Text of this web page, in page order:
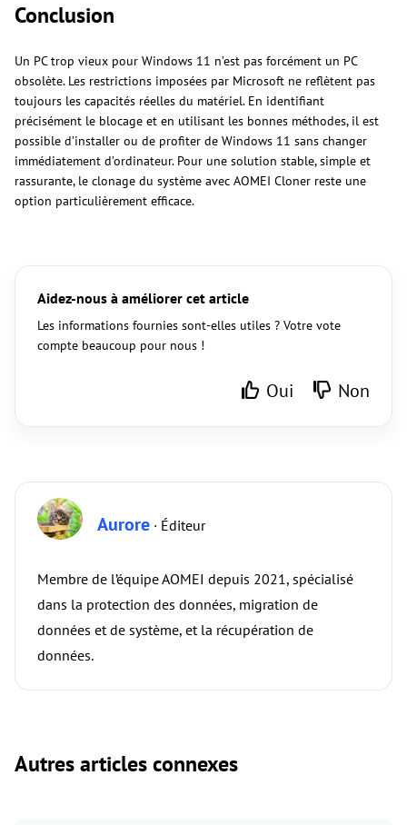
Conclusion
Un PC trop vieux pour Windows 11 n’est pas forcément un PC
obsolète. Les restrictions imposées par Microsoft ne reflètent pas
toujours les capacités réelles du matériel. En identifiant
précisément le blocage et en utilisant les bonnes méthodes, il est
possible d’installer ou de profiter de Windows 11 sans changer
immédiatement d’ordinateur. Pour une solution stable, simple et
rassurante, le clonage du système avec AOMEI Cloner reste une
option particulièrement efficace.
Aidez-nous à améliorer cet article
Les informations fournies sont-elles utiles ? Votre vote
compte beaucoup pour nous !
Oui Non
Aurore · Éditeur
Membre de l’équipe AOMEI depuis 2021, spécialisé
dans la protection des données, migration de
données et de système, et la récupération de
données.
Autres articles connexes